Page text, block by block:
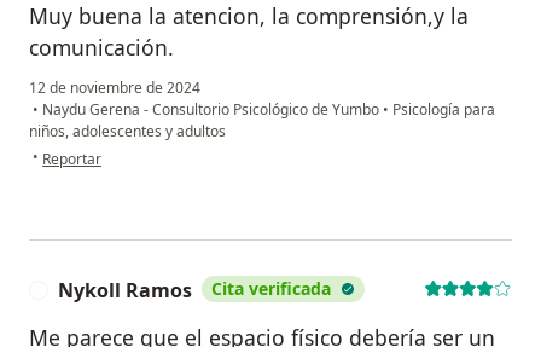
Muy buena la atencion, la comprensión,y la
comunicación.
12 de noviembre de 2024
• Naydu Gerena - Consultorio Psicológico de Yumbo • Psicología para
niños, adolescentes y adultos
• en opinión del usuario Katherin cabrera jiraldo
Reportar
Nykoll Ramos Cita verificada
Me parece que el espacio físico debería ser un